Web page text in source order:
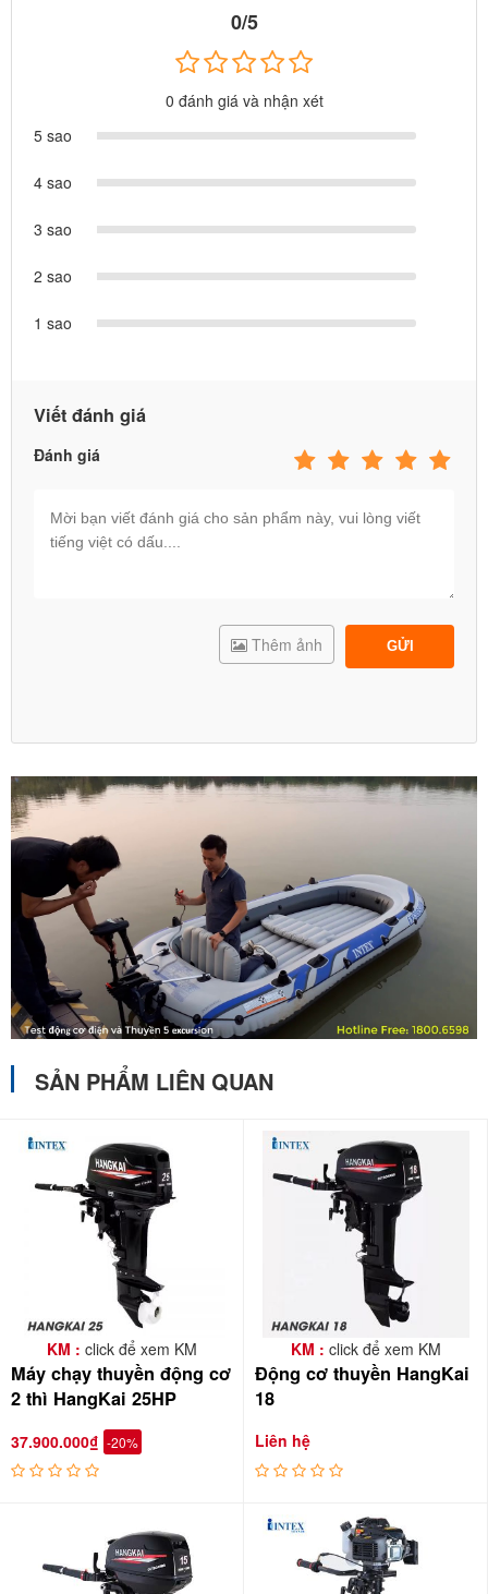
0/5
0 đánh giá và nhận xét
5 sao
4 sao
3 sao
2 sao
1 sao
Viết đánh giá
Đánh giá
GỬI
Thêm ảnh
SẢN PHẨM LIÊN QUAN
KM : click để xem KM
Máy chạy thuyền động cơ
2 thì HangKai 25HP
37.900.000₫ -20%
KM : click để xem KM
Động cơ thuyền HangKai
18
Liên hệ